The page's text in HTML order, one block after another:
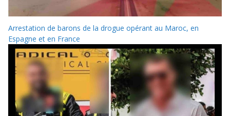
Arrestation de barons de la drogue opérant au Maroc, en
Espagne et en France